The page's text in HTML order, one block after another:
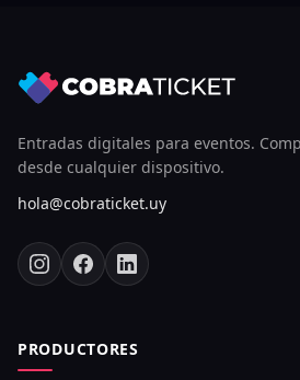
Entradas digitales para eventos.
desde cualquier dispositivo.
hola@cobraticket.uy
PRODUCTORES